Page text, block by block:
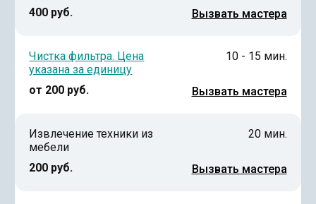
400 руб.
Вызвать мастера
Чистка фильтра. Цена
указана за единицу
от 200 руб.
10 - 15 мин.
Вызвать мастера
Извлечение техники из
мебели
200 руб.
20 мин.
Вызвать мастера